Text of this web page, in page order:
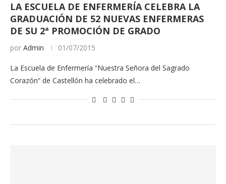
LA ESCUELA DE ENFERMERÍA CELEBRA LA
GRADUACIÓN DE 52 NUEVAS ENFERMERAS
DE SU 2ª PROMOCIÓN DE GRADO
por Admin 01/07/2015
La Escuela de Enfermería “Nuestra Señora del Sagrado
Corazón” de Castellón ha celebrado el…